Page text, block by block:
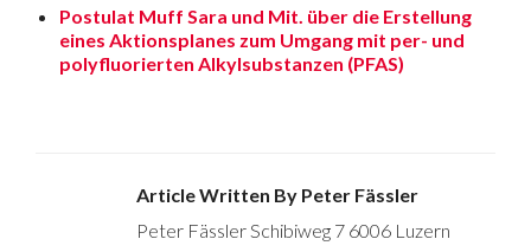
Postulat Muff Sara und Mit. über die Erstellung
eines Aktionsplanes zum Umgang mit per- und
polyfluorierten Alkylsubstanzen (PFAS)
Article Written By Peter Fässler
Peter Fässler Schibiweg 7 6006 Luzern